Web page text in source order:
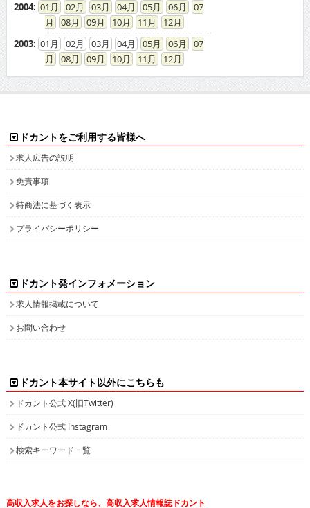
2004: 01 02 03 04 05 06
07
08
09 10 11
12
2003: 01 02 03 04 05 06
07
08
09 10 11 12
ドカントをご利用する皆様へ
求人広告の説明
免責事項
特商法に基づく表示
プライバシーポリシー
ドカント発インフォメーション
求人情報掲載について
お問い合わせ
ドカント本サイト以外にこちらも
ドカント公式 X(旧Twitter)
ドカント公式 Instagram
検索キーワード一覧
高収入求人をお探しなら、高収入求人情報誌ドカント